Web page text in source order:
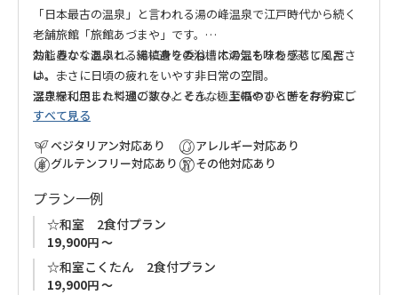
「日本最古の温泉」と言われる湯の峰温泉で江戸時代から続く
老舗旅館「旅館あづまや」です。
効能豊かな温泉と、総槙造りの浴槽に湯気を味わう蒸し風呂
は、まさに日頃の疲れをいやす非日常の空間。
温泉を利用した料理の数々。そんな、至福のひと時を存分にご
堪能ください
おしみなくあふれる湯に身を委ね、木の温もりを感じてくださ
い。
深き緑に包まれて過ごすひととき。極上のやすらぎをお約束し
ます。
すべて見る
ベジタリアン対応あり
グルテンフリー対応あり
アレルギー対応あり
その他対応あり
プラン一例
☆和室 2食付プラン
19,900円 ～
☆和室こくたん 2食付プラン
19,900円 ～